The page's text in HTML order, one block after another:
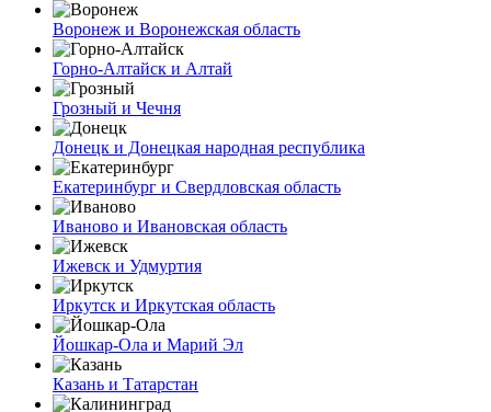
Воронеж и Воронежская область
Горно-Алтайск и Алтай
Грозный и Чечня
Донецк и Донецкая народная республика
Екатеринбург и Свердловская область
Иваново и Ивановская область
Ижевск и Удмуртия
Иркутск и Иркутская область
Йошкар-Ола и Марий Эл
Казань и Татарстан